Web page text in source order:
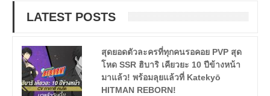
LATEST POSTS
สุดยอดตัวละครที่ทุกคนรอคอย PVP สุด
โหด SSR ฮิบาริ เคียวยะ 10 ปีข้างหน้า
มาแล้ว! พร้อมลุยแล้วที่ Katekyō
HITMAN REBORN!